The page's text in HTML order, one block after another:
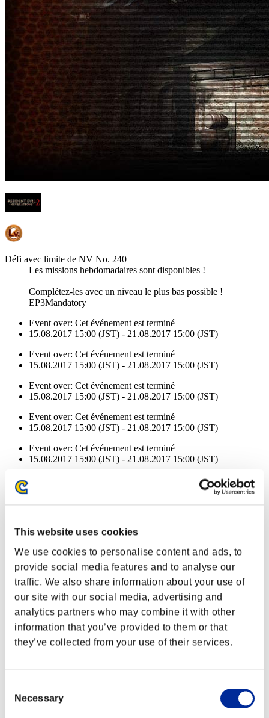
This website uses cookies
We use cookies to personalise content and ads, to
provide social media features and to analyse our
traffic. We also share information about your use of
our site with our social media, advertising and
analytics partners who may combine it with other
information that you’ve provided to them or that
they’ve collected from your use of their services.
Selection
Necessary
Défi avec limite de NV No. 240
Les missions hebdomadaires sont disponibles !
Complétez-les avec un niveau le plus bas possible !
EP3Mandatory
Event over: Cet événement est terminé
15.08.2017 15:00 (JST) - 21.08.2017 15:00 (JST)
Event over: Cet événement est terminé
15.08.2017 15:00 (JST) - 21.08.2017 15:00 (JST)
Event over: Cet événement est terminé
15.08.2017 15:00 (JST) - 21.08.2017 15:00 (JST)
Event over: Cet événement est terminé
15.08.2017 15:00 (JST) - 21.08.2017 15:00 (JST)
Event over: Cet événement est terminé
15.08.2017 15:00 (JST) - 21.08.2017 15:00 (JST)
Récompenses
Succès
NV personnage: 100 ou moins
Tueur d'élite
Lv.2
Tir chargé A
Lv.4
NV personnage: 60 ou moins